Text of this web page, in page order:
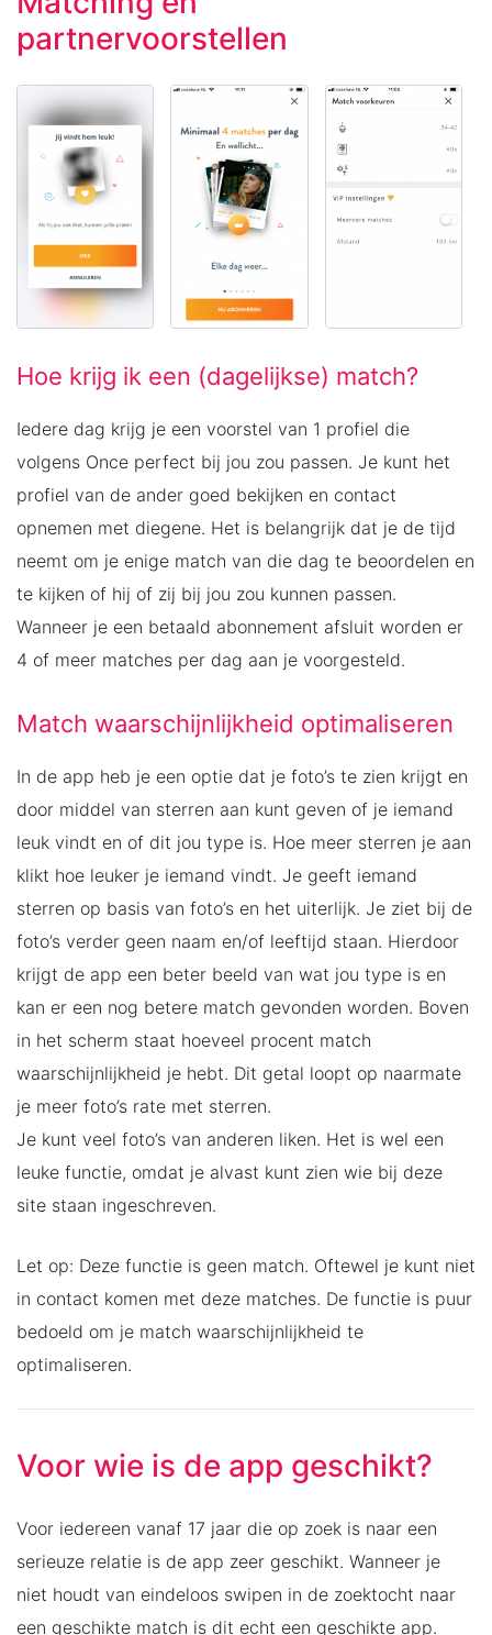
partnervoorstellen
Hoe krijg ik een (dagelijkse) match?
Iedere dag krijg je een voorstel van 1 profiel die
volgens Once perfect bij jou zou passen. Je kunt het
profiel van de ander goed bekijken en contact
opnemen met diegene. Het is belangrijk dat je de tijd
neemt om je enige match van die dag te beoordelen en
te kijken of hij of zij bij jou zou kunnen passen.
Wanneer je een betaald abonnement afsluit worden er
4 of meer matches per dag aan je voorgesteld.
Match waarschijnlijkheid optimaliseren
In de app heb je een optie dat je foto’s te zien krijgt en
door middel van sterren aan kunt geven of je iemand
leuk vindt en of dit jou type is. Hoe meer sterren je aan
klikt hoe leuker je iemand vindt. Je geeft iemand
sterren op basis van foto’s en het uiterlijk. Je ziet bij de
foto’s verder geen naam en/of leeftijd staan. Hierdoor
krijgt de app een beter beeld van wat jou type is en
kan er een nog betere match gevonden worden. Boven
in het scherm staat hoeveel procent match
waarschijnlijkheid je hebt. Dit getal loopt op naarmate
je meer foto’s rate met sterren.
Je kunt veel foto’s van anderen liken. Het is wel een
leuke functie, omdat je alvast kunt zien wie bij deze
site staan ingeschreven.
Let op: Deze functie is geen match. Oftewel je kunt niet
in contact komen met deze matches. De functie is puur
bedoeld om je match waarschijnlijkheid te
optimaliseren.
Voor wie is de app geschikt?
Voor iedereen vanaf 17 jaar die op zoek is naar een
serieuze relatie is de app zeer geschikt. Wanneer je
niet houdt van eindeloos swipen in de zoektocht naar
een geschikte match is dit echt een geschikte app.